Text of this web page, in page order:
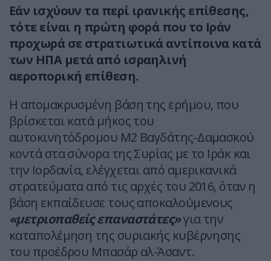
Εάν ισχύουν τα περί ιρανικής επίθεσης,
τότε είναι η πρώτη φορά που το Ιράν
προχωρά σε στρατιωτικά αντίποινα κατά
των ΗΠΑ μετά από ισραηλινή
αεροπορική επίθεση.
Η απομακρυσμένη βάση της ερήμου, που
βρίσκεται κατά μήκος του
αυτοκινητόδρομου Μ2 Βαγδάτης-Δαμασκού
κοντά στα σύνορα της Συρίας με το Ιράκ και
την Ιορδανία, ελέγχεται από αμερικανικά
στρατεύματα από τις αρχές του 2016, όταν η
βάση εκπαίδευσε τους αποκαλούμενους
«μετριοπαθείς επαναστάτες»για την
καταπολέμηση της συριακής κυβέρνησης
του προέδρου Μπασάρ αλ-Άσαντ.